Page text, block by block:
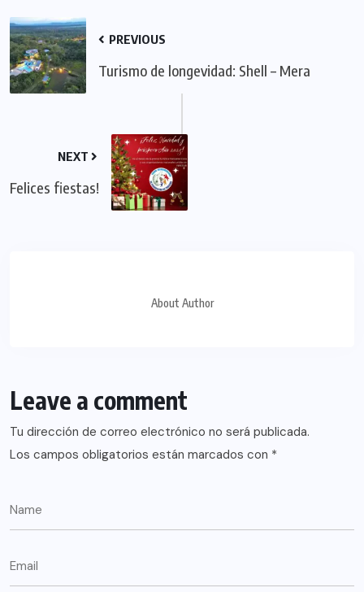
PREVIOUS
Turismo de longevidad: Shell – Mera
NEXT
Felices fiestas!
About Author
Leave a comment
Tu dirección de correo electrónico no será publicada.
Los campos obligatorios están marcados con *